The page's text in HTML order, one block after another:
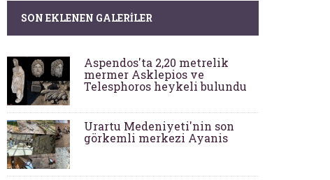
SON EKLENEN GALERILER
Aspendos'ta 2,20 metrelik
mermer Asklepios ve
Telesphoros heykeli bulundu
Urartu Medeniyeti'nin son
görkemli merkezi Ayanis